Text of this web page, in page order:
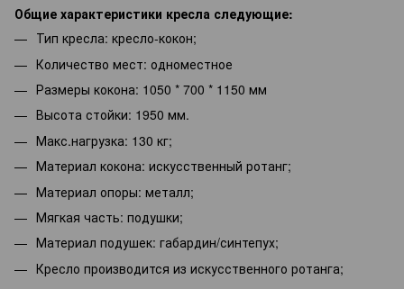
Общие характеристики кресла следующие:
Тип кресла: кресло-кокон;
Количество мест: одноместное
Размеры кокона: 1050 * 700 * 1150 мм
Высота стойки: 1950 мм.
Макс.нагрузка: 130 кг;
Материал кокона: искусственный ротанг;
Материал опоры: металл;
Мягкая часть: подушки;
Материал подушек: габардин/синтепух;
Кресло производится из искусственного ротанга;